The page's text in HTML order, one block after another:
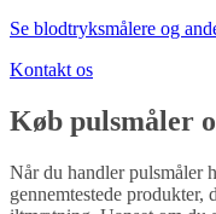
Se blodtryksmålere og
Kontakt os
Køb pulsmåler
Når du handler pulsmåler
gennemtestede produkter,